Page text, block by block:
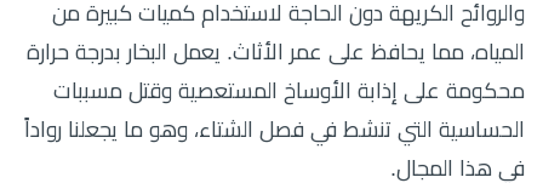
والروائح الكريهة دون الحاجة لاستخدام كميات كبيرة من
المياه، مما يحافظ على عمر الأثاث. يعمل البخار بدرجة حرارة
محكومة على إذابة الأوساخ المستعصية وقتل مسببات
الحساسية التي تنشط في فصل الشتاء، وهو ما يجعلنا رواداً
في هذا المجال.